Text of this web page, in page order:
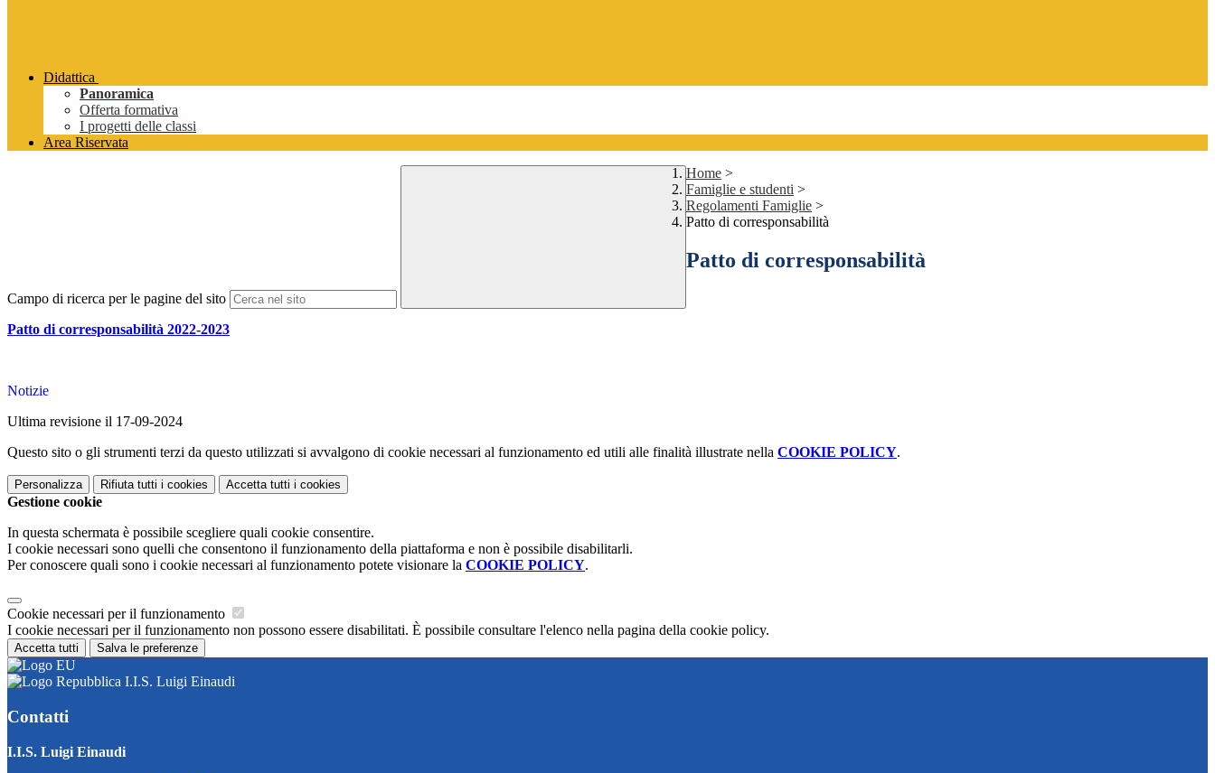
Didattica
Panoramica
Offerta formativa
I progetti delle classi
Area Riservata
Campo di ricerca per le pagine del sito
Home >
Famiglie e studenti >
Regolamenti Famiglie >
Patto di corresponsabilità
Patto di corresponsabilità
Patto di corresponsabilità 2022-2023
Notizie
Ultima revisione il 17-09-2024
Questo sito o gli strumenti terzi da questo utilizzati si avvalgono di cookie necessari al funzionamento ed utili alle finalità illustrate nella COOKIE POLICY.
Personalizza Rifiuta tutti i cookies Accetta tutti i cookies
Gestione cookie
In questa schermata è possibile scegliere quali cookie consentire.
I cookie necessari sono quelli che consentono il funzionamento della piattaforma e non è possibile disabilitarli.
Per conoscere quali sono i cookie necessari al funzionamento potete visionare la COOKIE POLICY.
Cookie necessari per il funzionamento
I cookie necessari per il funzionamento non possono essere disabilitati. È possibile consultare l'elenco nella pagina della cookie policy.
Accetta tutti Salva le preferenze
I.I.S. Luigi Einaudi
Contatti
I.I.S. Luigi Einaudi